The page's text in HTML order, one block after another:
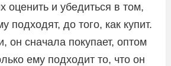
оценить и убедиться в том,
подходят, до того, как купит.
он сначала покупает, оптом
ему подходит то, что он